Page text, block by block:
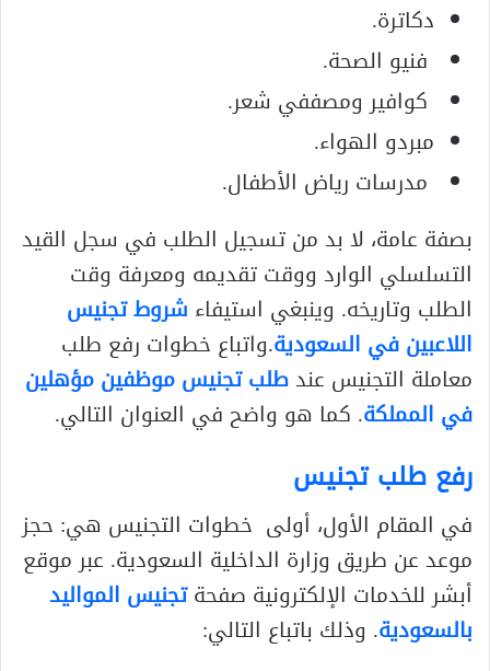
دكاترة.
فنيو الصحة.
كوافير ومصففي شعر.
مبردو الهواء.
مدرسات رياض الأطفال.
بصفة عامة، لا بد من تسجيل الطلب في سجل القيد
التسلسلي الوارد ووقت تقديمه ومعرفة وقت
الطلب وتاريخه. وينبغي استيفاء شروط تجنيس
اللاعبين في السعودية.واتباع خطوات رفع طلب
معاملة التجنيس عندطلب تجنيس موظفين مؤهلين
في المملكة. كما هو واضح في العنوان التالي.
رفع طلب تجنيس
في المقام الأول، أولى خطوات التجنيس هي: حجز
موعد عن طريق وزارة الداخلية السعودية. عبر موقع
أبشر للخدمات الإلكترونية صفحةتجنيس المواليد
بالسعودية. وذلك باتباع التالي: